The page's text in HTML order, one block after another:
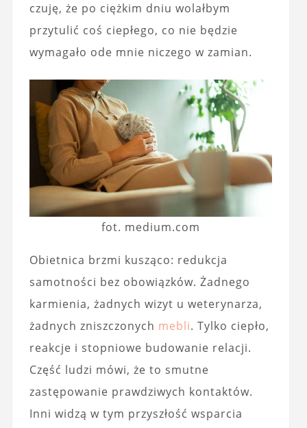
czuję, że po ciężkim dniu wolałbym
przytulić coś ciepłego, co nie będzie
wymagało ode mnie niczego w zamian.
fot. medium.com
Obietnica brzmi kusząco: redukcja
samotności bez obowiązków. Żadnego
karmienia, żadnych wizyt u weterynarza,
żadnych zniszczonych mebli. Tylko ciepło,
reakcje i stopniowe budowanie relacji.
Część ludzi mówi, że to smutne
zastępowanie prawdziwych kontaktów.
Inni widzą w tym przyszłość wsparcia